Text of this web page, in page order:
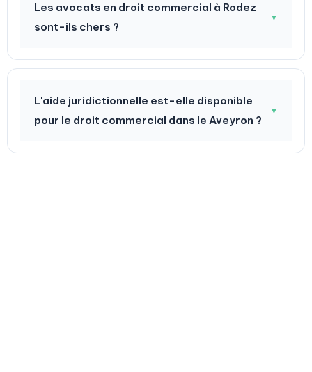
Les avocats en droit commercial à Rodez
sont-ils chers ?
▼
L'aide juridictionnelle est-elle disponible
pour le droit commercial dans le Aveyron ?
▼